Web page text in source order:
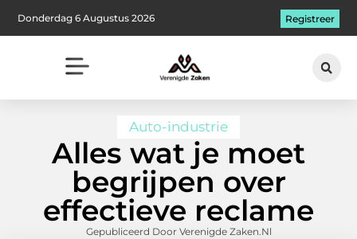
Donderdag 6 Augustus 2026 Registreer
Auto-industrie
Alles wat je moet
begrijpen over
effectieve reclame
Gepubliceerd Door Verenigde Zaken.nl